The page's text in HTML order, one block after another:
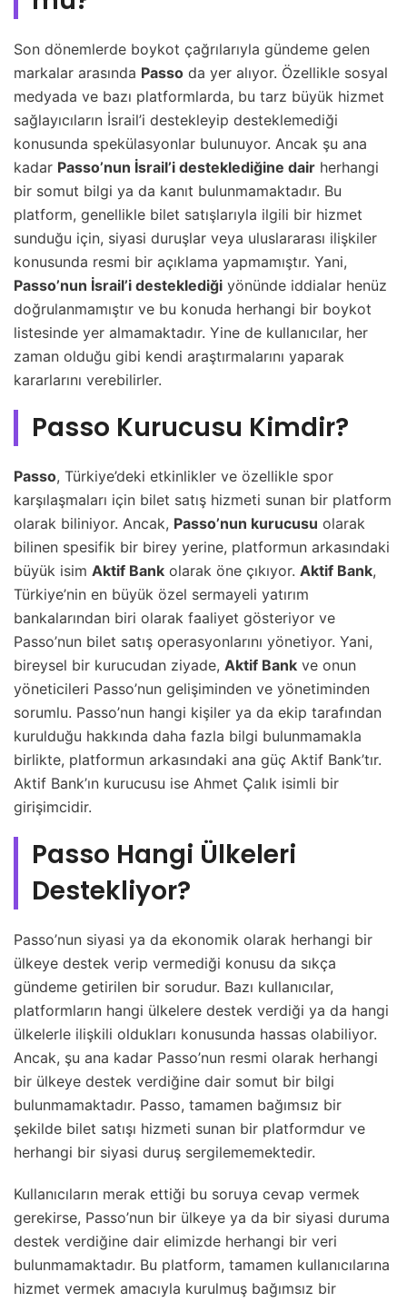
Son dönemlerde boykot çağrılarıyla gündeme gelen
markalar arasında Passo da yer alıyor. Özellikle sosyal
medyada ve bazı platformlarda, bu tarz büyük hizmet
sağlayıcıların İsrail’i destekleyip desteklemediği
konusunda spekülasyonlar bulunuyor. Ancak şu ana
kadar Passo’nun İsrail’i desteklediğine dair herhangi
bir somut bilgi ya da kanıt bulunmamaktadır. Bu
platform, genellikle bilet satışlarıyla ilgili bir hizmet
sunduğu için, siyasi duruşlar veya uluslararası ilişkiler
konusunda resmi bir açıklama yapmamıştır. Yani,
Passo’nun İsrail’i desteklediği yönünde iddialar henüz
doğrulanmamıştır ve bu konuda herhangi bir boykot
listesinde yer almamaktadır. Yine de kullanıcılar, her
zaman olduğu gibi kendi araştırmalarını yaparak
kararlarını verebilirler.
Passo Kurucusu Kimdir?
Passo, Türkiye’deki etkinlikler ve özellikle spor
karşılaşmaları için bilet satış hizmeti sunan bir platform
olarak biliniyor. Ancak, Passo’nun kurucusu olarak
bilinen spesifik bir birey yerine, platformun arkasındaki
büyük isim Aktif Bank olarak öne çıkıyor. Aktif Bank,
Türkiye’nin en büyük özel sermayeli yatırım
bankalarından biri olarak faaliyet gösteriyor ve
Passo’nun bilet satış operasyonlarını yönetiyor. Yani,
bireysel bir kurucudan ziyade, Aktif Bank ve onun
yöneticileri Passo’nun gelişiminden ve yönetiminden
sorumlu. Passo’nun hangi kişiler ya da ekip tarafından
kurulduğu hakkında daha fazla bilgi bulunmamakla
birlikte, platformun arkasındaki ana güç Aktif Bank’tır.
Aktif Bank’ın kurucusu ise Ahmet Çalık isimli bir
girişimcidir.
Passo Hangi Ülkeleri
Destekliyor?
Passo’nun siyasi ya da ekonomik olarak herhangi bir
ülkeye destek verip vermediği konusu da sıkça
gündeme getirilen bir sorudur. Bazı kullanıcılar,
platformların hangi ülkelere destek verdiği ya da hangi
ülkelerle ilişkili oldukları konusunda hassas olabiliyor.
Ancak, şu ana kadar Passo’nun resmi olarak herhangi
bir ülkeye destek verdiğine dair somut bir bilgi
bulunmamaktadır. Passo, tamamen bağımsız bir
şekilde bilet satışı hizmeti sunan bir platformdur ve
herhangi bir siyasi duruş sergilememektedir.
Kullanıcıların merak ettiği bu soruya cevap vermek
gerekirse, Passo’nun bir ülkeye ya da bir siyasi duruma
destek verdiğine dair elimizde herhangi bir veri
bulunmamaktadır. Bu platform, tamamen kullanıcılarına
hizmet vermek amacıyla kurulmuş bağımsız bir